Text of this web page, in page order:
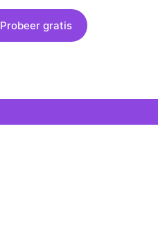
Probeer gratis